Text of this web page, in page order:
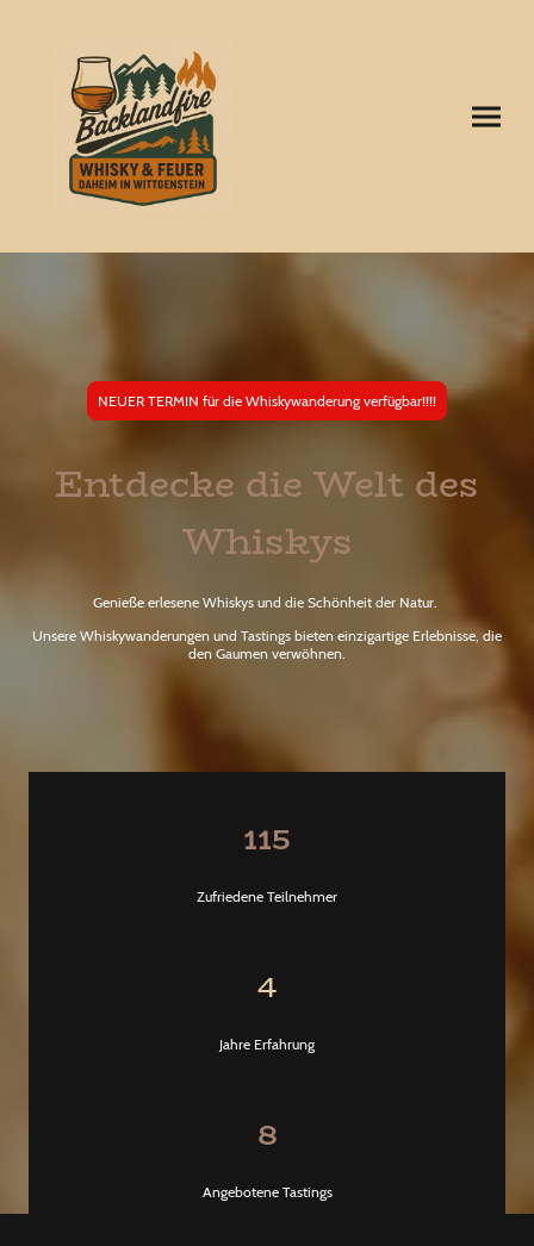
NEUER TERMIN für die Whiskywanderung verfügbar!!!!
Entdecke die Welt des
Whiskys
Genieße erlesene Whiskys und die Schönheit der Natur.
Unsere Whiskywanderungen und Tastings bieten einzigartige Erlebnisse, die
den Gaumen verwöhnen.
115
Zufriedene Teilnehmer
4
Jahre Erfahrung
8
Angebotene Tastings